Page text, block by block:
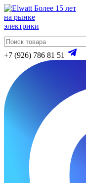
Более 15 лет
на рынке
электрики
+7 (926) 786 81 51